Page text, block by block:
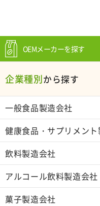
OEMメーカーを探す
企業種別から探す
一般食品製造会社
健康食品・サプリメン
飲料製造会社
アルコール飲料製造会社
菓子製造会社